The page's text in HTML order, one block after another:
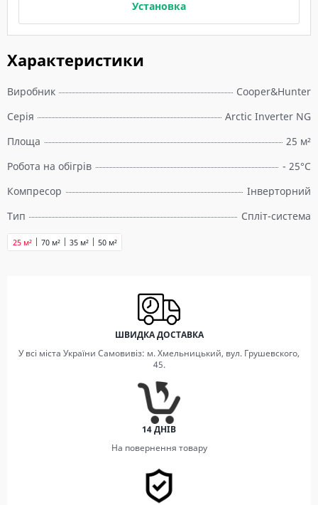
Характеристики
Виробник
Cooper&Hunter
Серія
Arctic Inverter NG
Площа
25 м²
Робота на обігрів
- 25°C
Компресор
Інверторний
Тип
Спліт-система
25 м² 70 м² 35 м² 50 м²
Установка
ШВИДКА ДОСТАВКА
У всі міста України Самовивіз: м. Хмельницький, вул. Грушевского,
45.
14 ДНІВ
На повернення товару